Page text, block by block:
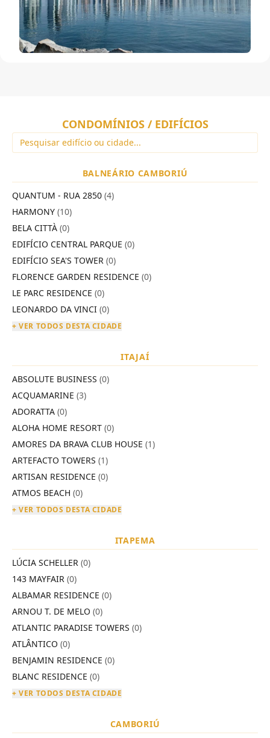
CONDOMÍNIOS / EDIFÍCIOS
BALNEÁRIO CAMBORIÚ
QUANTUM - RUA 2850 (4)
HARMONY (10)
BELA CITTÀ (0)
EDIFÍCIO CENTRAL PARQUE (0)
EDIFÍCIO SEA'S TOWER (0)
FLORENCE GARDEN RESIDENCE (0)
LE PARC RESIDENCE (0)
LEONARDO DA VINCI (0)
+ VER TODOS DESTA CIDADE
ITAJAÍ
ABSOLUTE BUSINESS (0)
ACQUAMARINE (3)
ADORATTA (0)
ALOHA HOME RESORT (0)
AMORES DA BRAVA CLUB HOUSE (1)
ARTEFACTO TOWERS (1)
ARTISAN RESIDENCE (0)
ATMOS BEACH (0)
+ VER TODOS DESTA CIDADE
ITAPEMA
LÚCIA SCHELLER (0)
143 MAYFAIR (0)
ALBAMAR RESIDENCE (0)
ARNOU T. DE MELO (0)
ATLANTIC PARADISE TOWERS (0)
ATLÂNTICO (0)
BENJAMIN RESIDENCE (0)
BLANC RESIDENCE (0)
+ VER TODOS DESTA CIDADE
CAMBORIÚ